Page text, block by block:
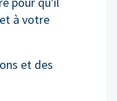
à votre
et des